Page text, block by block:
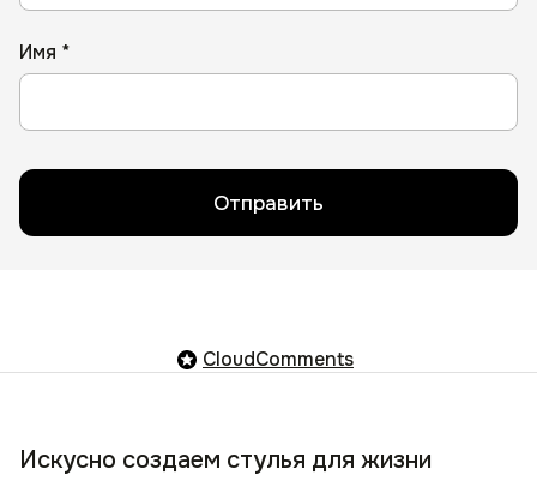
Имя *
Отправить
CloudComments
Искусно создаем стулья для жизни